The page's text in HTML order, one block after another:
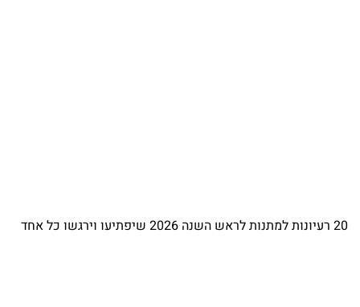
20 רעיונות למתנות לראש השנה 2026 שיפתיעו וירגשו כל אחד